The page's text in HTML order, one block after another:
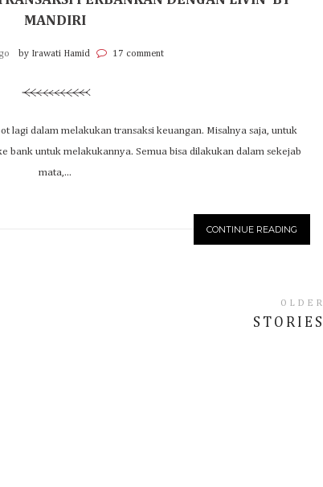
MANDIRI
by Irawati Hamid 17 comment
lagi dalam melakukan transaksi keuangan. Misalnya saja, untuk
bank untuk melakukannya. Semua bisa dilakukan dalam sekejab
mata,...
CONTINUE READING
OLDER
STORIES